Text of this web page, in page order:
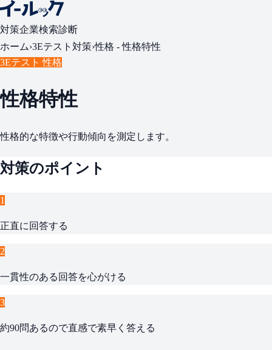
対策企業検索診断
ホーム›3Eテスト対策›性格 -性格特性
3Eテスト 性格
性格特性
性格的な特徴や行動傾向を測定します。
対策のポイント
1
正直に回答する
2
一貫性のある回答を心がける
3
約90問あるので直感で素早く答える